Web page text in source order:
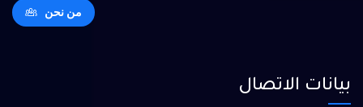
من نحن
بيانات الاتصال